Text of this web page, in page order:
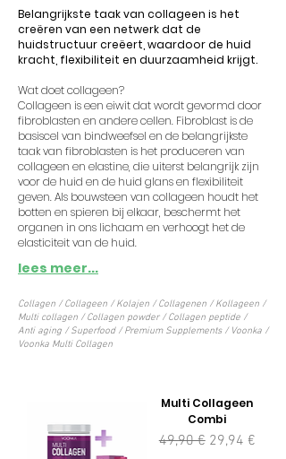
Belangrijkste taak van collageen is het
creëren van een netwerk dat de
huidstructuur creëert, waardoor de huid
kracht, flexibiliteit en duurzaamheid krijgt.
Wat doet collageen?
Collageen is een eiwit dat wordt gevormd door
fibroblasten en andere cellen. Fibroblast is de
basiscel van bindweefsel en de belangrijkste
taak van fibroblasten is het produceren van
collageen en elastine, die uiterst belangrijk zijn
voor de huid en de huid glans en flexibiliteit
geven. Als bouwsteen van collageen houdt het
botten en spieren bij elkaar, beschermt het
organen in ons lichaam en verhoogt het de
elasticiteit van de huid.
lees meer...
Collagen / Collageen / Kolajen / Collagenen / Kollageen /
Multi collagen / Collagen powder / Collagen peptide /
Anti aging / Superfood / Premium Supplements / Voonka /
Voonka Multi Collagen
Multi Collageen
Combi
Prezzo regolare
49,90 € Prezzo
29,94 €